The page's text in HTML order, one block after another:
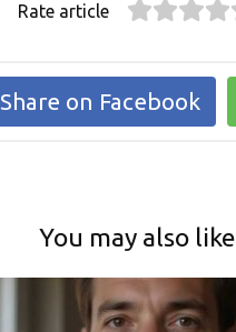
Rate article
Share on Facebook
You may also like